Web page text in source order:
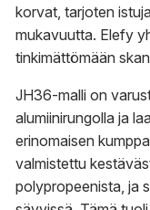
korvat, tarjoten
mukavuutta. Elefy
tinkimättömään
JH36-malli on
alumiinirungolla ja
erinomaisen
valmistettu
polypropeenista, ja